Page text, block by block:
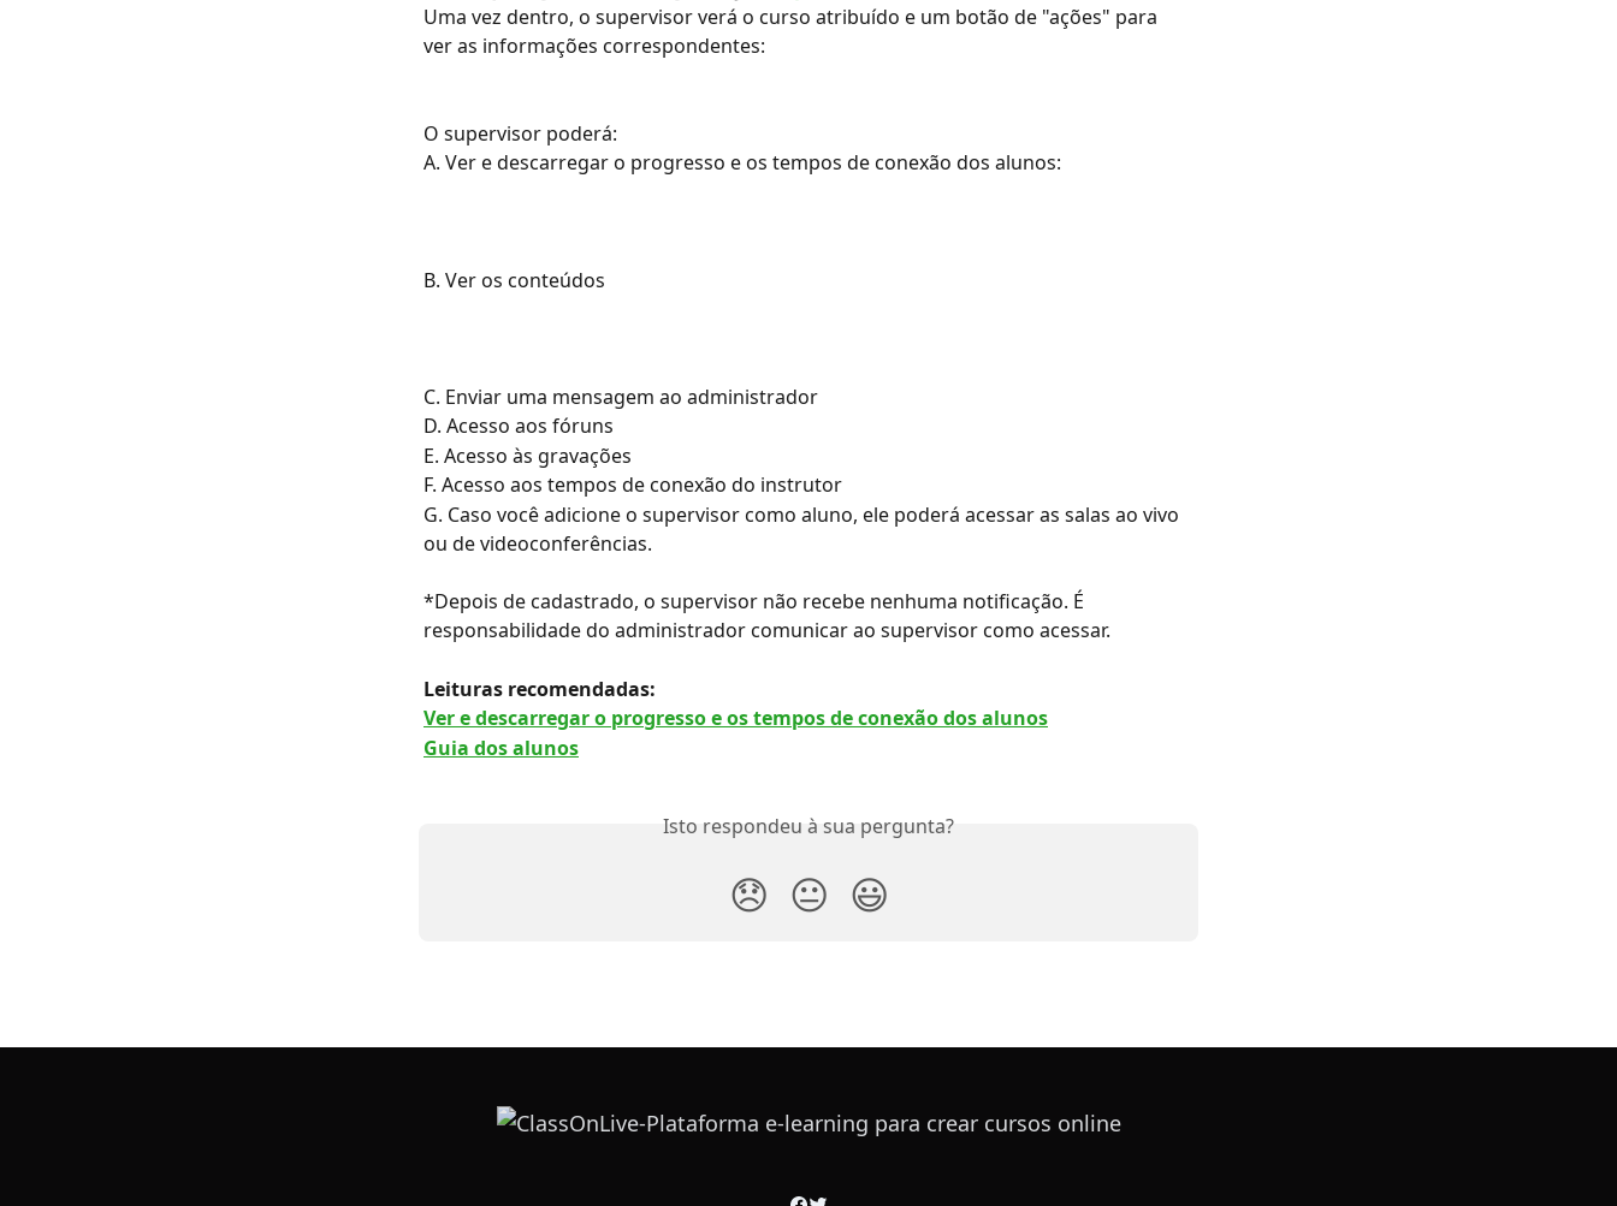
Uma vez dentro, o supervisor verá o curso atribuído e um botão de "ações" para
ver as informações correspondentes:
O supervisor poderá:
A. Ver e descarregar o progresso e os tempos de conexão dos alunos:
B. Ver os conteúdos
C. Enviar uma mensagem ao administrador
D. Acesso aos fóruns
E. Acesso às gravações
F. Acesso aos tempos de conexão do instrutor
G. Caso você adicione o supervisor como aluno, ele poderá acessar as salas ao vivo
ou de videoconferências.
*Depois de cadastrado, o supervisor não recebe nenhuma notificação. É
responsabilidade do administrador comunicar ao supervisor como acessar.
Leituras recomendadas:
Ver e descarregar o progresso e os tempos de conexão dos alunos
Guia dos alunos
Isto respondeu à sua pergunta?
😞 😐 😃